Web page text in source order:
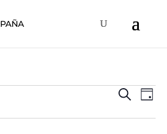
Buscar
de
Día